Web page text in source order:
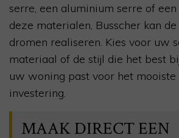
serre, een aluminium serre of
deze materialen, Busscher kan
dromen realiseren. Kies voor uw
materiaal of de stijl die het best
uw woning past voor het
investering.
MAAK DIRECT EEN